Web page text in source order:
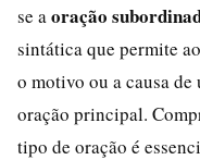
se a oração
sintática que permite
o motivo ou a causa de
oração principal.
tipo de oração é